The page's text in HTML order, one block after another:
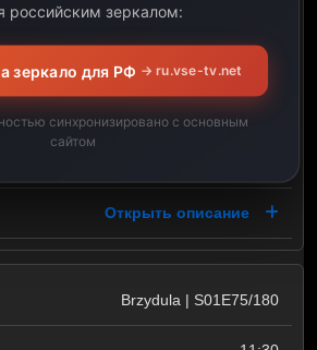
SOS Ekipy w akcji | E52/60
Открыть описание
Brzydula | S01E75/180
российским зеркалом:
зеркало для РФ → ru.vse-tv.net
синхронизировано с основным
сайтом